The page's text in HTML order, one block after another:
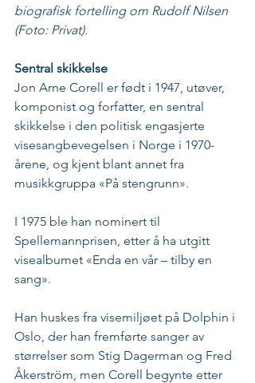
biografisk fortelling om Rudolf Nilsen
(Foto: Privat).
Sentral skikkelse
Jon Arne Corell er født i 1947, utøver,
komponist og forfatter, en sentral
skikkelse i den politisk engasjerte
visesangbevegelsen i Norge i 1970-
årene, og kjent blant annet fra
musikkgruppa «På stengrunn».
I 1975 ble han nominert til
Spellemannprisen, etter å ha utgitt
visealbumet «Enda en vår – tilby en
sang».
Han huskes fra visemiljøet på Dolphin i
Oslo, der han fremførte sanger av
størrelser som Stig Dagerman og Fred
Åkerström, men Corell begynte etter